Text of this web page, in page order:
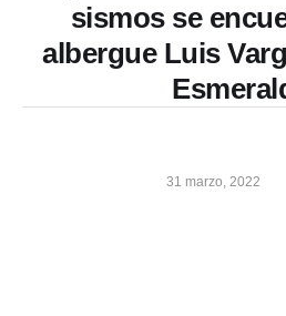
sismos se
albergue Luis
31 marzo, 2022